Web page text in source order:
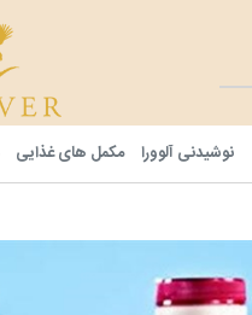
نوشیدنی آلوورا مکمل های غذایی